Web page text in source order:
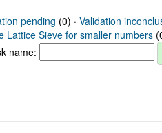
pending (0) · Validation
Lattice Sieve for smaller numbers
name: